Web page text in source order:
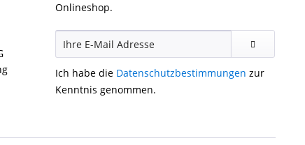
Onlineshop.
Ich habe die Datenschutzbestimmungen zur
Kenntnis genommen.